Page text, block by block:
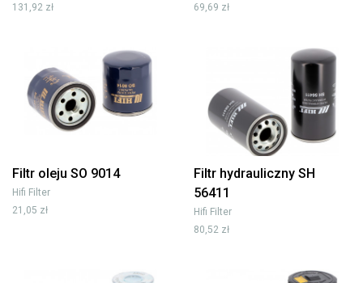
131,92 zł
69,69 zł
Filtr oleju SO 9014
Hifi Filter
21,05 zł
Filtr hydrauliczny SH
56411
Hifi Filter
80,52 zł